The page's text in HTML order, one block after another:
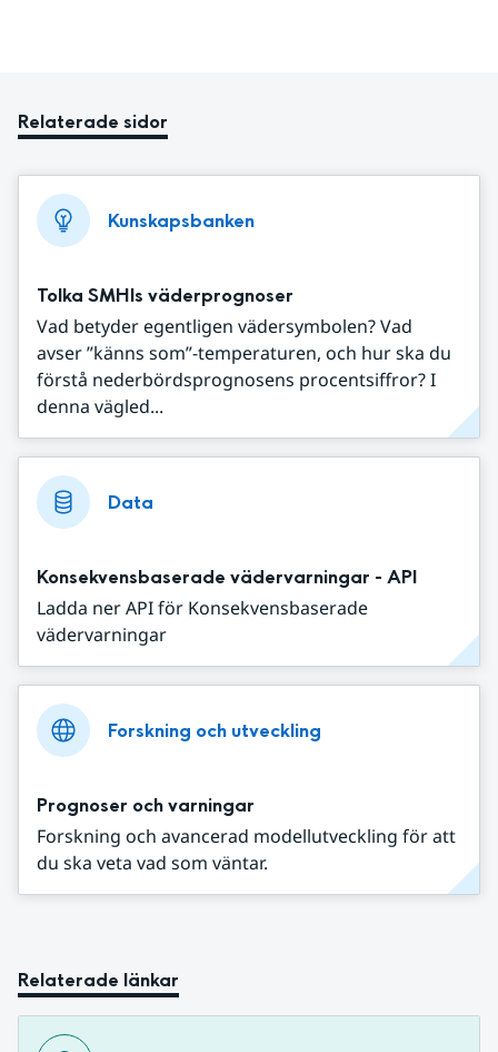
Relaterade sidor
Kunskapsbanken
Tolka SMHIs väderprognoser
Vad betyder egentligen vädersymbolen? Vad
avser ”känns som”-temperaturen, och hur ska du
förstå nederbördsprognosens procentsiffror? I
denna vägled...
Data
Konsekvensbaserade vädervarningar - API
Ladda ner API för Konsekvensbaserade
vädervarningar
Forskning och utveckling
Prognoser och varningar
Forskning och avancerad modellutveckling för att
du ska veta vad som väntar.
Relaterade länkar